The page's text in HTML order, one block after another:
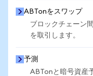
ABTonをスワップ
ブロックチェーン
を取引します。
予測
ABTonと暗号資産